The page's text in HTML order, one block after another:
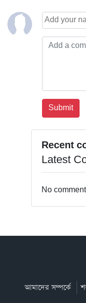
Recent
Latest
No
আমাদের সম্পর্কে